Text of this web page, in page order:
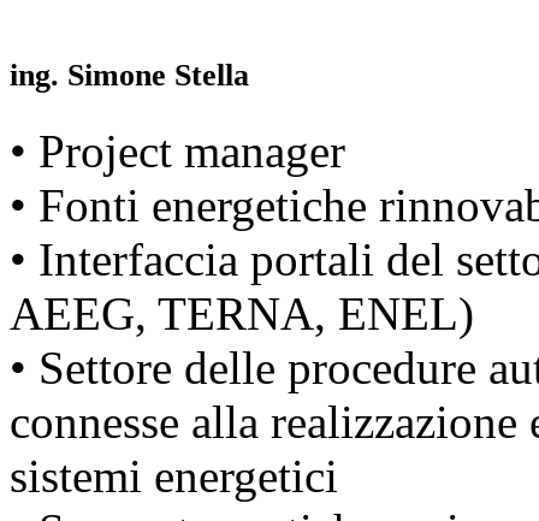
ing. Simone Stella
• Project manager
• Fonti energetiche
• Interfaccia portali del
AEEG, TERNA, ENEL)
• Settore delle procedure
connesse alla
sistemi energetici